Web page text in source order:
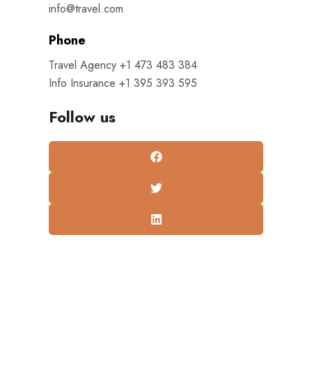
info@travel.com
Phone
Travel Agency +1 473 483 384
Info Insurance +1 395 393 595
Follow us